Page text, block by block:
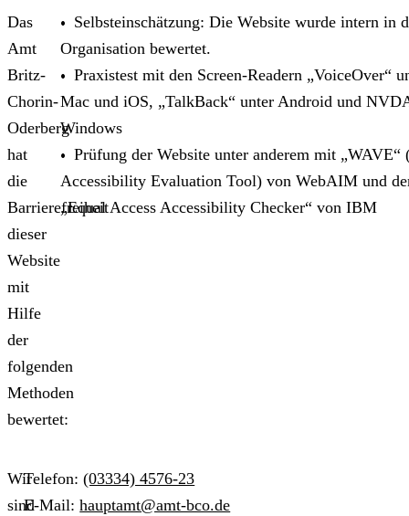
Das
Amt
Britz-
Chorin-
Oderberg
hat
die
Barrierefreiheit
dieser
Website
mit
Hilfe
der
folgenden
Methoden
bewertet:
Selbsteinschätzung: Die Website wurde intern in
Organisation bewertet.
Praxistest mit den Screen-Readern „VoiceOver“
Mac und iOS, „TalkBack“ unter Android und
Windows
Prüfung der Website unter anderem mit „WAVE“
Accessibility Evaluation Tool) von WebAIM und
„Equal Access Accessibility Checker“ von IBM
Wir
sind
Telefon:(03334) 4576-23
E-Mail:hauptamt@amt-bco.de